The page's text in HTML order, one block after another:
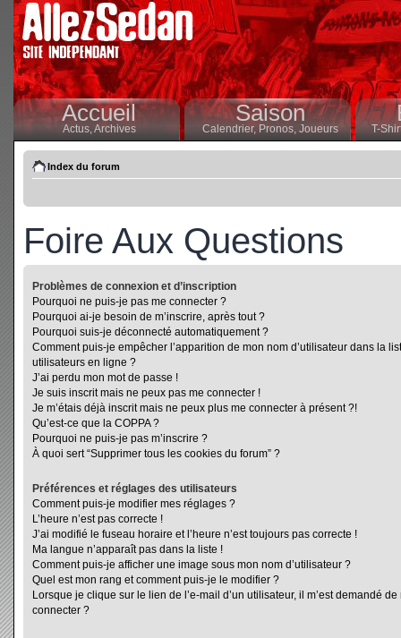
Accueil
Actus,Archives
Saison
Calendrier,Pronos, Joueurs T-
Index du forum
Foire Aux Questions
Problèmes de connexion et d’inscription
Pourquoi ne puis-je pas me connecter ?
Pourquoi ai-je besoin de m’inscrire, après tout ?
Pourquoi suis-je déconnecté automatiquement ?
Comment puis-je empêcher l’apparition de mon nom d’utilisateur dans la
utilisateurs en ligne ?
J’ai perdu mon mot de passe !
Je suis inscrit mais ne peux pas me connecter !
Je m’étais déjà inscrit mais ne peux plus me connecter à présent ?!
Qu’est-ce que la COPPA ?
Pourquoi ne puis-je pas m’inscrire ?
À quoi sert “Supprimer tous les cookies du forum” ?
Préférences et réglages des utilisateurs
Comment puis-je modifier mes réglages ?
L’heure n’est pas correcte !
J’ai modifié le fuseau horaire et l’heure n’est toujours pas correcte !
Ma langue n’apparaît pas dans la liste !
Comment puis-je afficher une image sous mon nom d’utilisateur ?
Quel est mon rang et comment puis-je le modifier ?
Lorsque je clique sur le lien de l’e-mail d’un utilisateur, il m’est demandé de
connecter ?